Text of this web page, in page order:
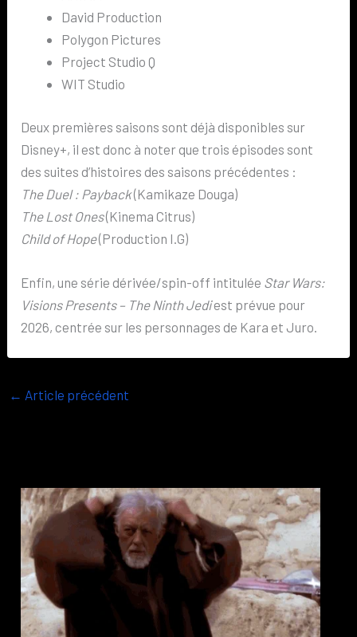
David Production
Polygon Pictures
Project Studio Q
WIT Studio
Deux premières saisons sont déjà disponibles sur
Disney+, il est donc à noter que trois épisodes sont
des suites d’histoires des saisons précédentes :
The Duel : Payback(Kamikaze Douga)
The Lost Ones(Kinema Citrus)
Child of Hope(Production I.G)
Enfin, une série dérivée/spin-off intitulée Star Wars:
Visions Presents – The Ninth Jediest prévue pour
2026, centrée sur les personnages de Kara et Juro.
← Article précédent